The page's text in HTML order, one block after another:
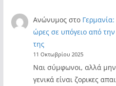
Ανώνυμος στο
ώρες σε υπόγειο από
της
11 Οκτωβρίου 2025
Ναι σύμφωνοι, αλλά μην
γενικά είναι ζορικες